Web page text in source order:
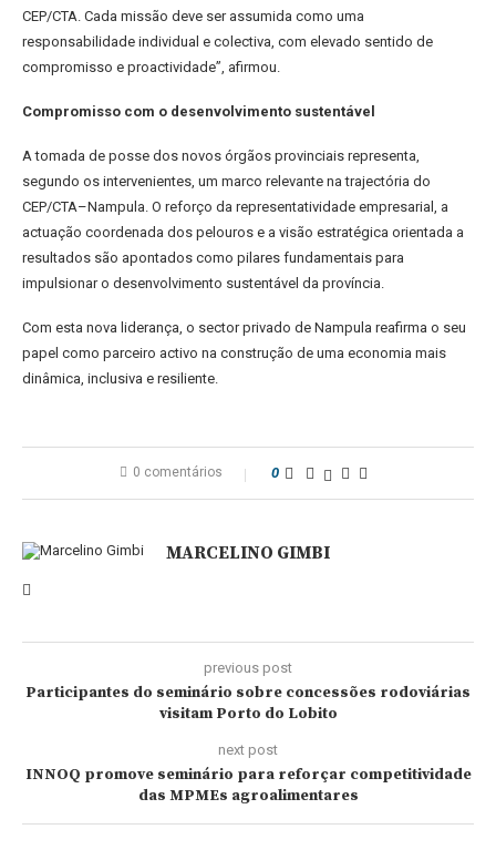
CEP/CTA. Cada missão deve ser assumida como uma
responsabilidade individual e colectiva, com elevado sentido de
compromisso e proactividade”, afirmou.
Compromisso com o desenvolvimento sustentável
A tomada de posse dos novos órgãos provinciais representa,
segundo os intervenientes, um marco relevante na trajectória do
CEP/CTA–Nampula. O reforço da representatividade empresarial, a
actuação coordenada dos pelouros e a visão estratégica orientada a
resultados são apontados como pilares fundamentais para
impulsionar o desenvolvimento sustentável da província.
Com esta nova liderança, o sector privado de Nampula reafirma o seu
papel como parceiro activo na construção de uma economia mais
dinâmica, inclusiva e resiliente.
0 comentários 0
MARCELINO GIMBI
previous post
Participantes do seminário sobre concessões rodoviárias
visitam Porto do Lobito
next post
INNOQ promove seminário para reforçar competitividade
das MPMEs agroalimentares